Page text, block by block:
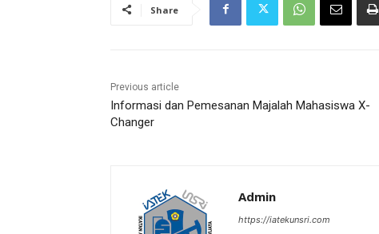
Share
Previous article
Informasi dan Pemesanan Majalah Mahasiswa X-
Changer
Admin
https://iatekunsri.com